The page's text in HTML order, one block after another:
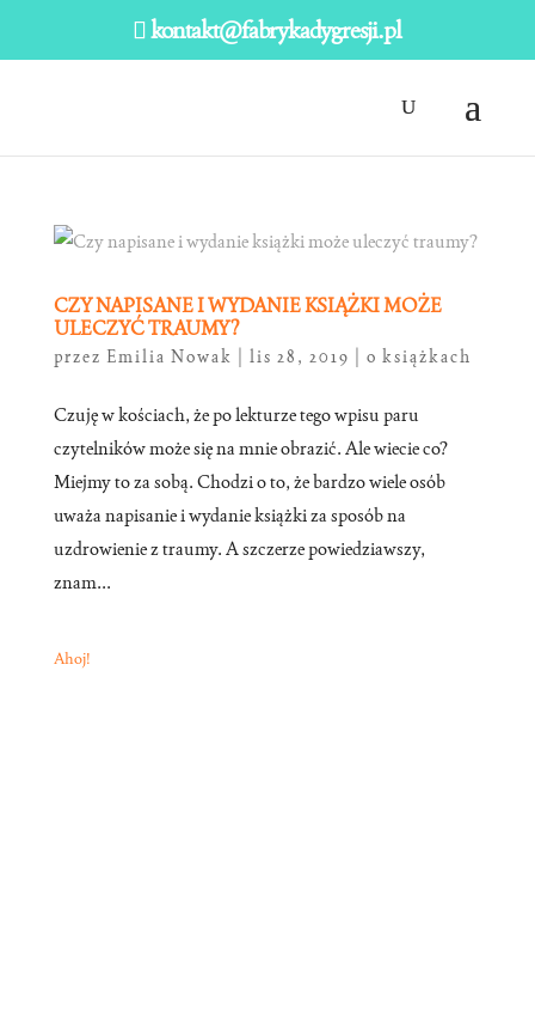
kontakt@fabrykadygresji.pl
CZY NAPISANE I WYDANIE KSIĄŻKI MOŻE
ULECZYĆ TRAUMY?
przez Emilia Nowak lis 28, 2019 o książkach
Czuję w kościach, że po lekturze tego wpisu paru
czytelników może się na mnie obrazić. Ale wiecie co?
Miejmy to za sobą. Chodzi o to, że bardzo wiele osób
uważa napisanie i wydanie książki za sposób na
uzdrowienie z traumy. A szczerze powiedziawszy,
znam...
Ahoj!